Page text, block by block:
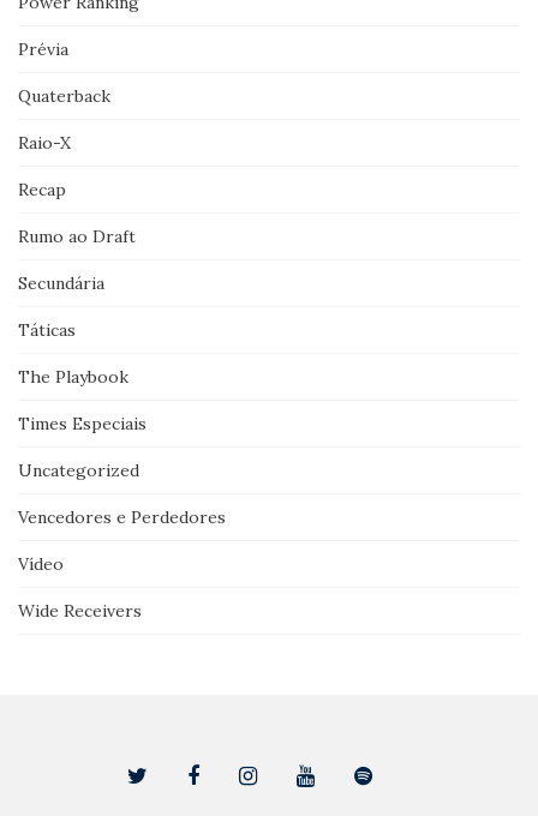
Prévia
Quaterback
Raio-X
Recap
Rumo ao Draft
Secundária
Táticas
The Playbook
Times Especiais
Uncategorized
Vencedores e Perdedores
Vídeo
Wide Receivers